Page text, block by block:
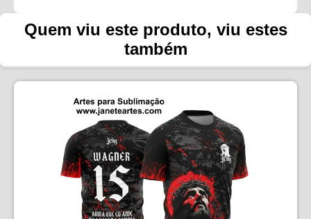
Quem viu este produto, viu estes
também